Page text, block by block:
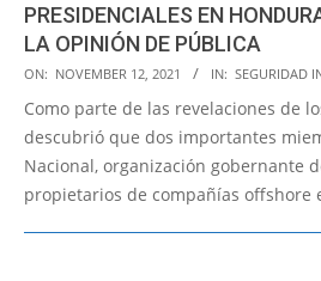
PRESIDENCIALES EN
LA OPINIÓN DE PÚBLICA
2021-
11-
12
ON: NOVEMBER 12, 2021 IN: SEGURIDAD
Como parte de las revelaciones de
descubrió que dos importantes
Nacional, organización gobernante
propietarios de compañías offshore